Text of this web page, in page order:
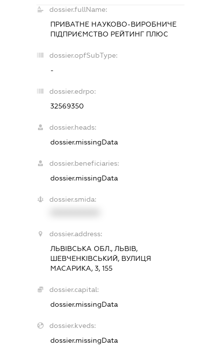
dossier.fullName:
ПРИВАТНЕ НАУКОВО-ВИРОБНИЧЕ
ПІДПРИЄМСТВО РЕЙТИНГ ПЛЮС
dossier.opfSubType:
-
dossier.edrpo:
32569350
dossier.heads:
dossier.missingData
dossier.beneficiaries:
dossier.missingData
dossier.smida:
dossier.address:
ЛЬВІВСЬКА ОБЛ., ЛЬВІВ,
ШЕВЧЕНКІВСЬКИЙ, ВУЛИЦЯ
МАСАРИКА, 3, 155
dossier.capital:
dossier.missingData
dossier.kveds:
dossier.missingData